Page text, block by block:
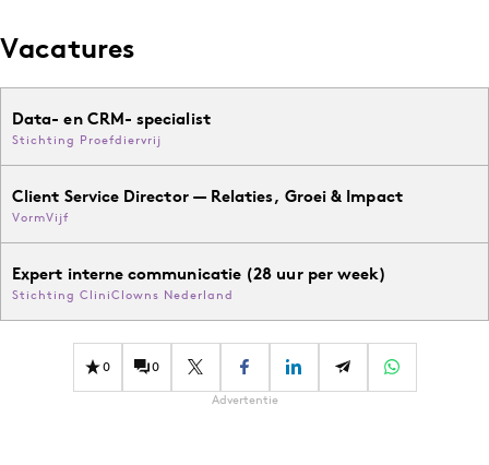
Vacatures
Data- en CRM- specialist
Stichting Proefdiervrij
Client Service Director — Relaties, Groei & Impact
VormVijf
Expert interne communicatie (28 uur per week)
Stichting CliniClowns Nederland
0 0
Advertentie